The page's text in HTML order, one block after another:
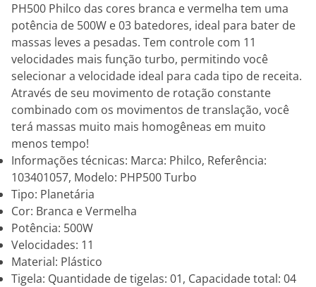
PH500 Philco das cores branca e vermelha tem uma
potência de 500W e 03 batedores, ideal para bater de
massas leves a pesadas. Tem controle com 11
velocidades mais função turbo, permitindo você
selecionar a velocidade ideal para cada tipo de receita.
Através de seu movimento de rotação constante
combinado com os movimentos de translação, você
terá massas muito mais homogêneas em muito
menos tempo!
Informações técnicas: Marca: Philco, Referência:
103401057, Modelo: PHP500 Turbo
Tipo: Planetária
Cor: Branca e Vermelha
Potência: 500W
Velocidades: 11
Material: Plástico
Tigela: Quantidade de tigelas: 01, Capacidade total: 04